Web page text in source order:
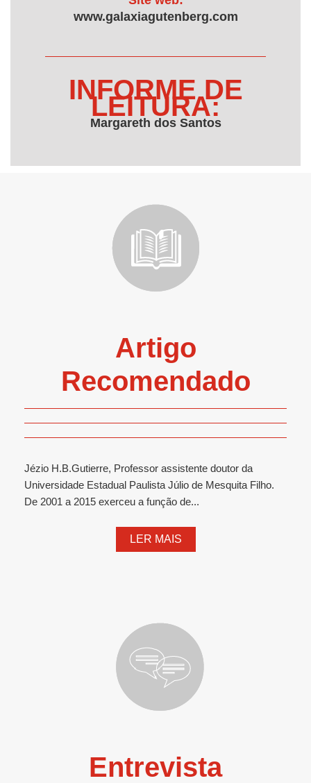
www.galaxiagutenberg.com
INFORME DE
LEITURA:
Margareth dos Santos
Artigo
Recomendado
Jézio H.B.Gutierre, Professor assistente doutor da
Universidade Estadual Paulista Júlio de Mesquita Filho.
De 2001 a 2015 exerceu a função de...
LER MAIS
Entrevista